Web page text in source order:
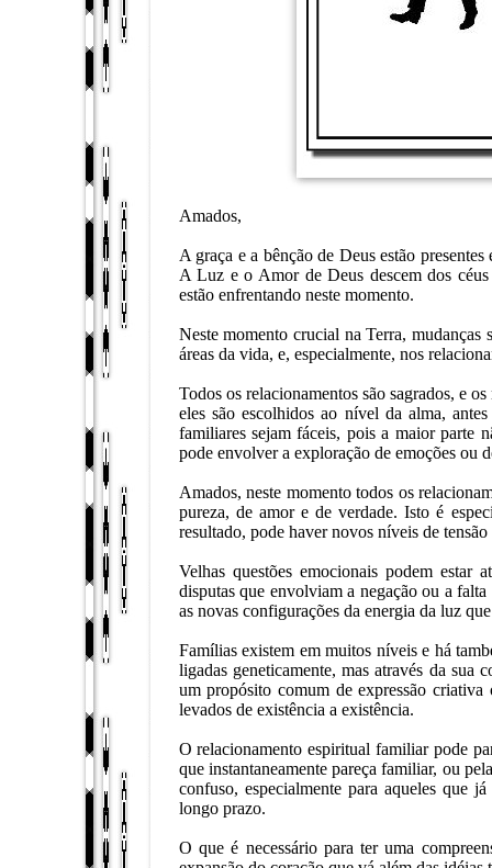
Amados,
A graça e a bênção de Deus estão
A Luz e o Amor de Deus descem dos
estão enfrentando neste momento.
Neste momento crucial na Terra, mudanças
áreas da vida, e, especialmente, nos
Todos os relacionamentos são sagrados, e
eles são escolhidos ao nível da alma,
familiares sejam fáceis, pois a maior parte
pode envolver a exploração de emoções ou
Amados, neste momento todos os
pureza, de amor e de verdade. Isto é
resultado, pode haver novos níveis de
Velhas questões emocionais podem estar
disputas que envolviam a negação ou a
as novas configurações da energia da luz
Famílias existem em muitos níveis e há
ligadas geneticamente, mas através da sua
um propósito comum de expressão criativa
levados de existência a existência.
O relacionamento espiritual familiar pode
que instantaneamente pareça familiar, ou
confuso, especialmente para aqueles que
longo prazo.
O que é necessário para ter uma